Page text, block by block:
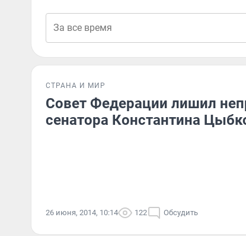
СТРАНА И МИР
Совет Федерации лишил
сенатора Константина
26 июня, 2014, 10:14 122 Обсудить